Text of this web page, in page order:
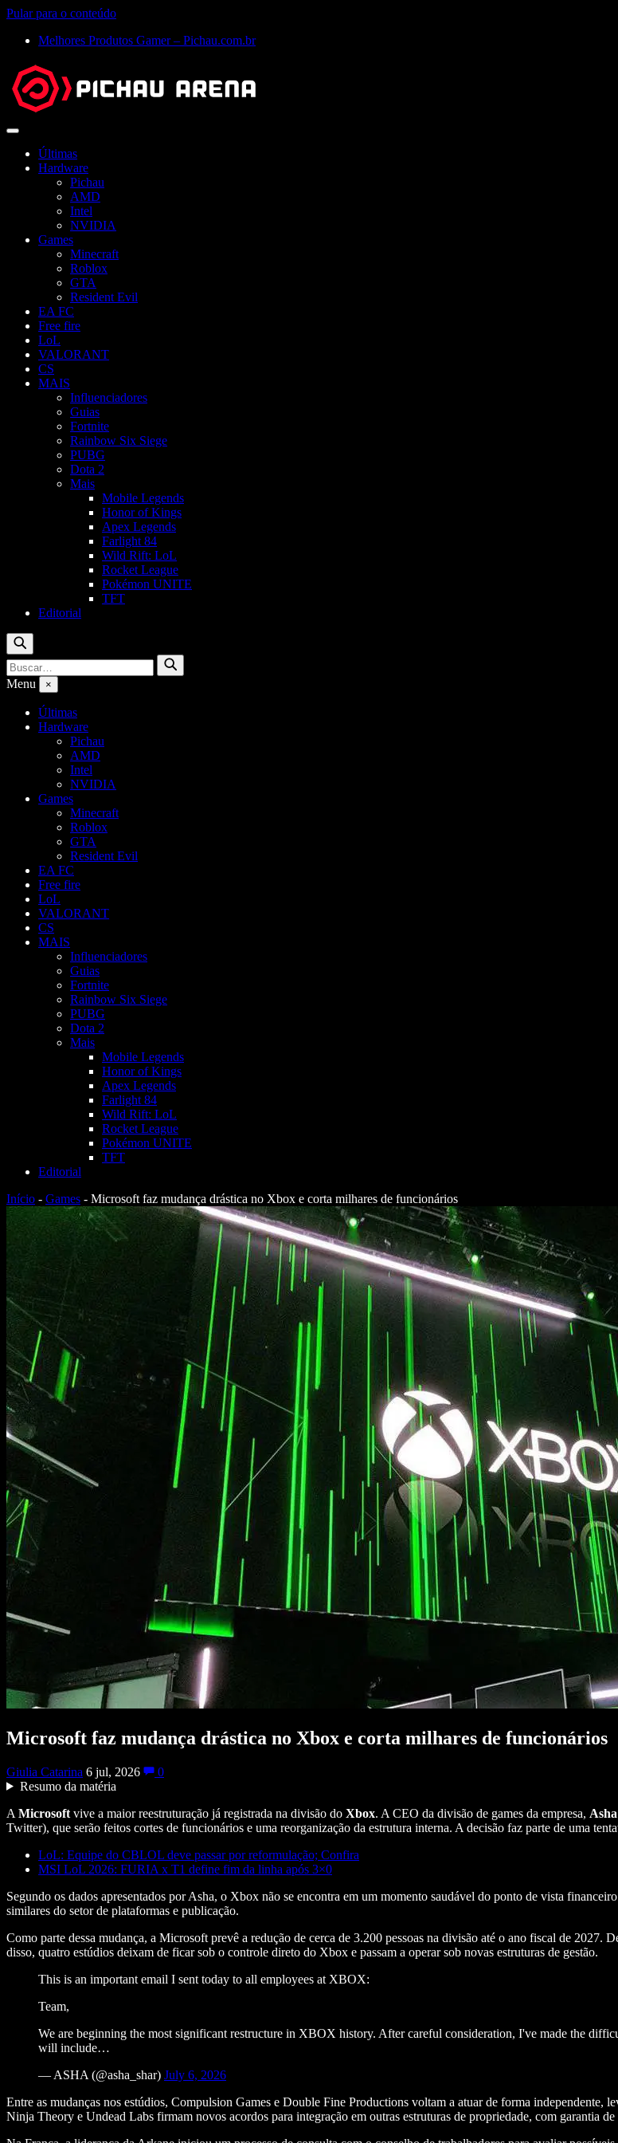
Pular para o conteúdo
Melhores Produtos Gamer – Pichau.com.br
Abrir
Últimas
Hardware
Pichau
AMD
Intel
NVIDIA
Games
Minecraft
Roblox
GTA
Resident Evil
EA FC
Free fire
LoL
VALORANT
CS
MAIS
Influenciadores
Guias
Fortnite
Rainbow Six Siege
PUBG
Dota 2
Mais
Mobile Legends
Honor of Kings
Apex Legends
Farlight 84
Wild Rift: LoL
Rocket League
Pokémon UNITE
TFT
Editorial
Buscar
Buscar
por:
Buscar
Menu ×
Últimas
Hardware
Pichau
AMD
Intel
NVIDIA
Games
Minecraft
Roblox
GTA
Resident Evil
EA FC
Free fire
LoL
VALORANT
CS
MAIS
Influenciadores
Guias
Fortnite
Rainbow Six Siege
PUBG
Dota 2
Mais
Mobile Legends
Honor of Kings
Apex Legends
Farlight 84
Wild Rift: LoL
Rocket League
Pokémon UNITE
TFT
Editorial
Início - Games - Microsoft faz mudança drástica no Xbox e corta milhares de funcionários
Microsoft faz mudança drástica no Xbox e corta milhares de funcionários
Giulia Catarina 6 jul, 2026
0
Resumo da matéria
A Microsoft vive a maior reestruturação já registrada na divisão do Xbox. A CEO da divisão de games da empresa,
Twitter), que serão feitos cortes de funcionários e uma reorganização da estrutura interna. A decisão faz parte de uma
LoL: Equipe do CBLOL deve passar por reformulação; Confira
MSI LoL 2026: FURIA x T1 define fim da linha após 3×0
Segundo os dados apresentados por Asha, o Xbox não se encontra em um momento saudável do ponto de vista
similares do setor de plataformas e publicação.
Como parte dessa mudança, a Microsoft prevê a redução de cerca de 3.200 pessoas na divisão até o ano fiscal de 2027.
disso, quatro estúdios deixam de ficar sob o controle direto do Xbox e passam a operar sob novas estruturas de gestão.
This is an important email I sent today to all employees at XBOX:
Team,
We are beginning the most significant restructure in XBOX history. After careful consideration, I've made the
will include…
— ASHA (@asha_shar) July 6, 2026
Entre as mudanças nos estúdios, Compulsion Games e Double Fine Productions voltam a atuar de forma independente,
Ninja Theory e Undead Labs firmam novos acordos para integração em outras estruturas de propriedade, com garantia